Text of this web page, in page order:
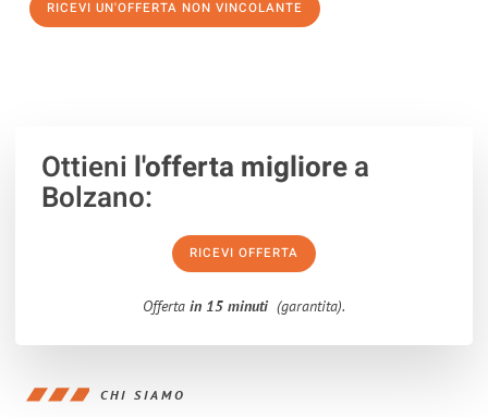
RICEVI UN'OFFERTA NON VINCOLANTE
Ottieni l'offerta migliorea
Bolzano:
RICEVI OFFERTA
Offerta in 15 minuti (garantita).
CHI SIAMO